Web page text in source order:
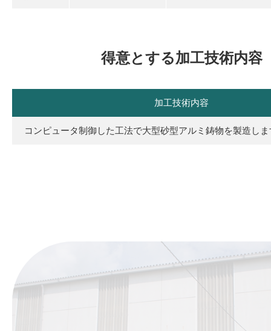
得意とする加工技術内容
加工技術内容
コンピュータ制御した工法で大型砂型アルミ鋳物を製造し